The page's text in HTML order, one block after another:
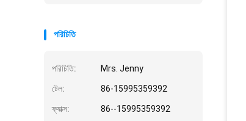
পরিচিতি
পরিচিতি: Mrs. Jenny
টেল: 86-15995359392
ফ্যাক্স: 86--15995359392